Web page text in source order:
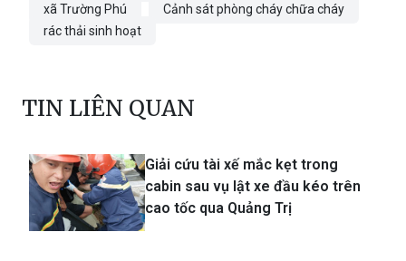
xã Trường Phú
Cảnh sát phòng cháy chữa cháy
rác thải sinh hoạt
TIN LIÊN QUAN
Giải cứu tài xế mắc kẹt trong
cabin sau vụ lật xe đầu kéo trên
cao tốc qua Quảng Trị